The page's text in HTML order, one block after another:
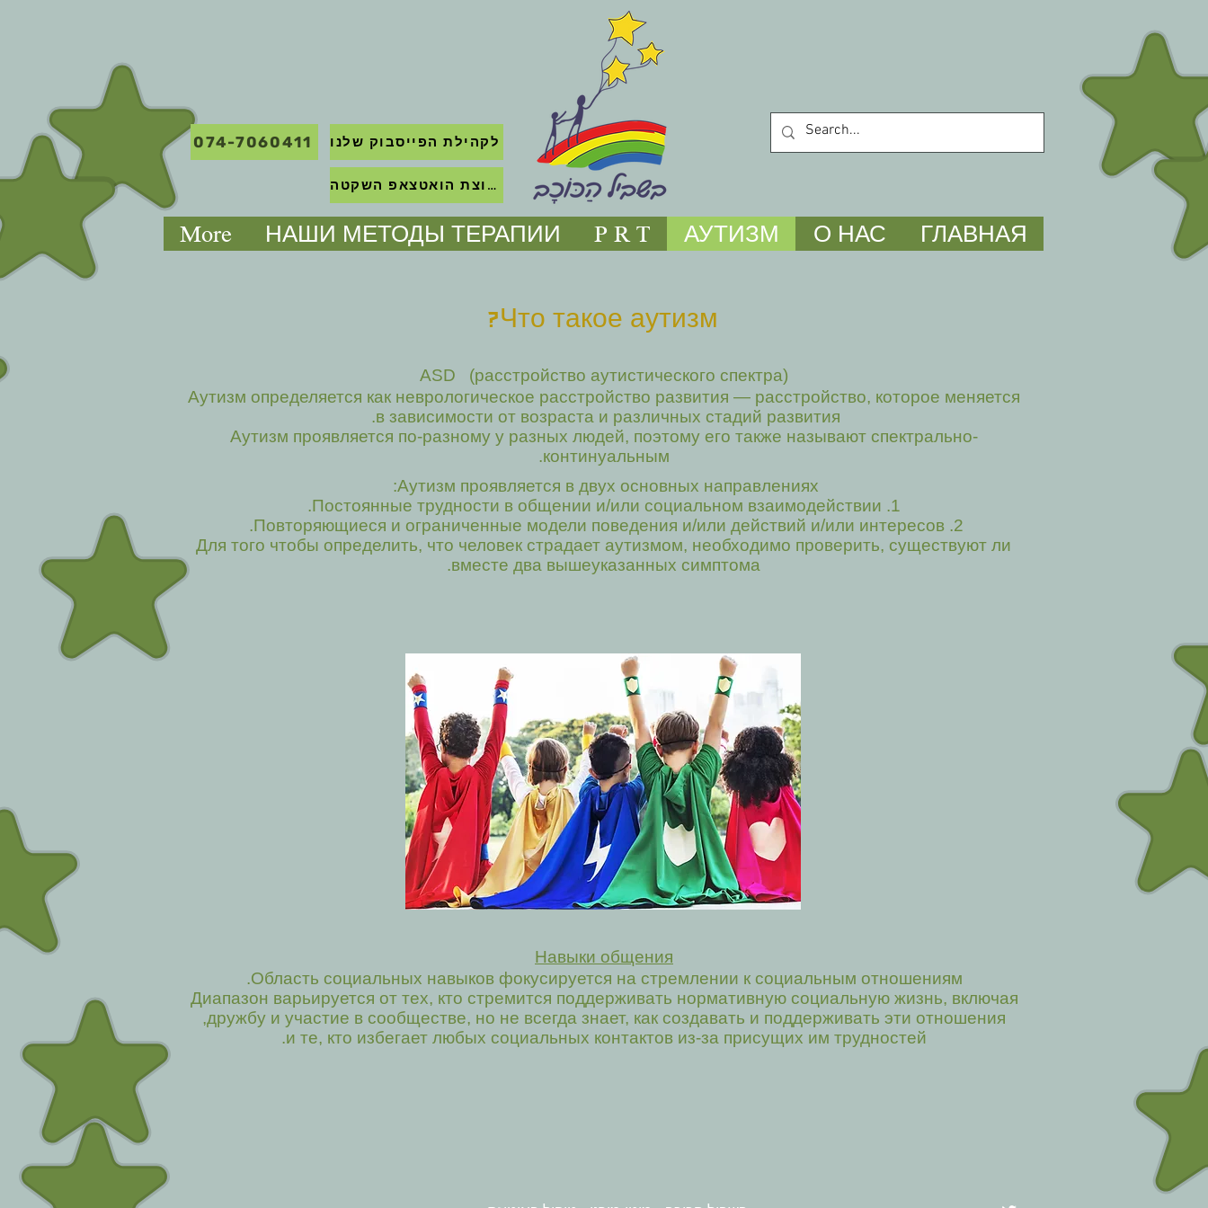
ГЛАВНАЯ
О НАС
АУТИЗМ
P R T
НАШИ МЕТОДЫ ТЕРАПИИ
More
074-7060411 לקהילת הפייסבוק שלנו
לקבוצת הואטצאפ השקטה
Что такое аутизм?
ASD (расстройство аутистического спектра)
Аутизм определяется как неврологическое расстройство развития — расстройство, которое меняется
в зависимости от возраста и различных стадий развития.
Аутизм проявляется по-разному у разных людей, поэтому его также называют спектрально-
континуальным.
Аутизм проявляется в двух основных направлениях:
1. Постоянные трудности в общении и/или социальном взаимодействии.
2. Повторяющиеся и ограниченные модели поведения и/или действий и/или интересов.
Для того чтобы определить, что человек страдает аутизмом, необходимо проверить, существуют ли
вместе два вышеуказанных симптома.
Навыки общения
Область социальных навыков фокусируется на стремлении к социальным отношениям.
Диапазон варьируется от тех, кто стремится поддерживать нормативную социальную жизнь, включая
дружбу и участие в сообществе, но не всегда знает, как создавать и поддерживать эти отношения,
и те, кто избегает любых социальных контактов из-за присущих им трудностей.